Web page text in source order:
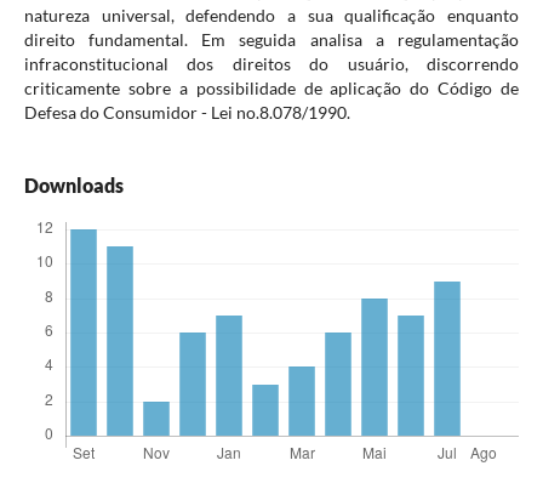
natureza universal, defendendo a sua qualificação enquanto
direito fundamental. Em seguida analisa a regulamentação
infraconstitucional dos direitos do usuário, discorrendo
criticamente sobre a possibilidade de aplicação do Código de
Defesa do Consumidor - Lei no.8.078/1990.
Downloads